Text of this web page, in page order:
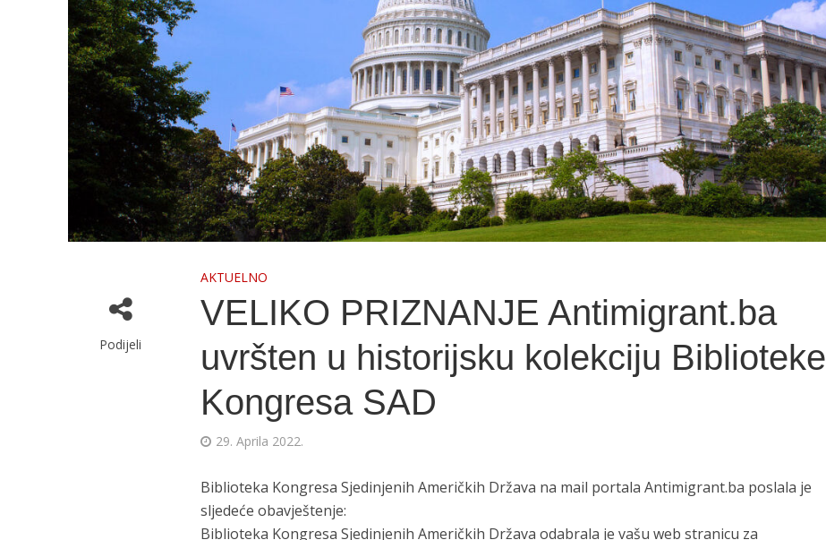
Podijeli
AKTUELNO
VELIKO PRIZNANJE Antimigrant.ba
uvršten u historijsku kolekciju Biblioteke
Kongresa SAD
29. Aprila 2022.
Biblioteka Kongresa Sjedinjenih Američkih Država na mail portala Antimigrant.ba poslala je
sljedeće obavještenje:
Biblioteka Kongresa Sjedinjenih Američkih Država odabrala je vašu web stranicu za